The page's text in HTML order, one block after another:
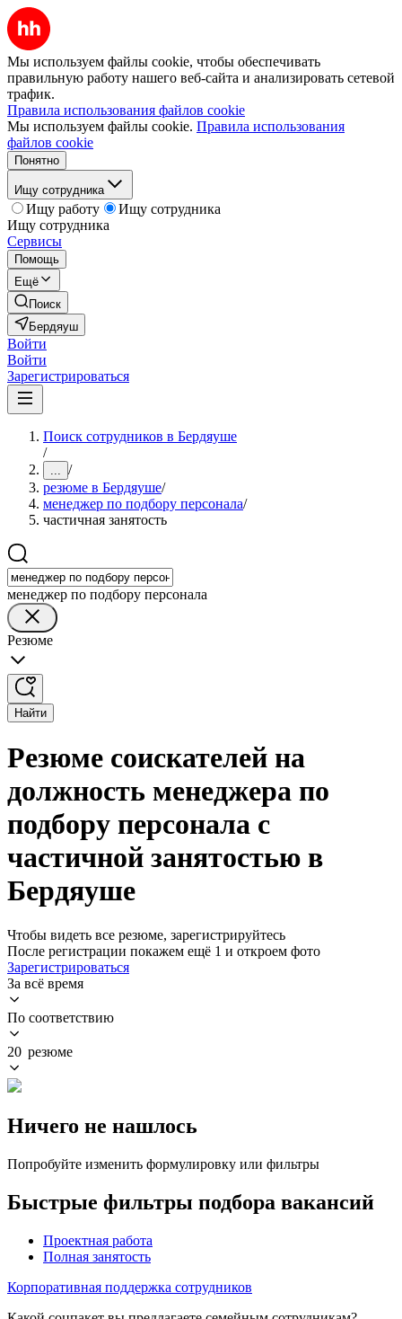
Мы используем файлы cookie, чтобы обеспечивать
правильную работу нашего веб-сайта и анализировать сетевой
трафик.
Правила использования файлов cookie
Мы используем файлы cookie. Правила использования
файлов cookie
Понятно
Ищу сотрудника
Ищу работу
Ищу сотрудника
Ищу сотрудника
Сервисы
Помощь
Ещё
Поиск
Бердяуш
Войти
Войти
Зарегистрироваться
Поиск сотрудников в Бердяуше
/
... /
резюме в Бердяуше/
менеджер по подбору персонала/
частичная занятость
менеджер по подбору персонала
Резюме
Найти
Резюме соискателей на
должность менеджера по
подбору персонала с
частичной занятостью в
Бердяуше
Чтобы видеть все резюме, зарегистрируйтесь
После регистрации покажем ещё 1 и откроем фото
Зарегистрироваться
За всё время
По соответствию
20 резюме
Ничего не нашлось
Попробуйте изменить формулировку или фильтры
Быстрые фильтры подбора вакансий
Проектная работа
Полная занятость
Корпоративная поддержка сотрудников